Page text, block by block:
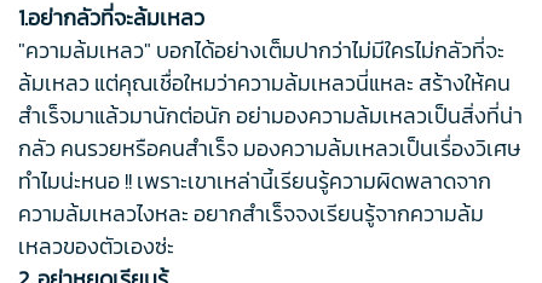
1.อย่ากลัวที่จะล้มเหลว
"ความล้มเหลว" บอกได้อย่างเต็มปากว่าไม่มีใครไม่กลัวที่จะ
ล้มเหลว แต่คุณเชื่อใหมว่าความล้มเหลวนี่แหละ สร้างให้คน
สำเร็จมาแล้วมานักต่อนัก อย่ามองความล้มเหลวเป็นสิ่งที่น่า
กลัว คนรวยหรือคนสำเร็จ มองความล้มเหลวเป็นเรื่องวิเศษ
ทำไมน่ะหนอ !! เพราะเขาเหล่านี้เรียนรู้ความผิดพลาดจาก
ความล้มเหลวไงหละ อยากสำเร็จจงเรียนรู้จากความล้ม
เหลวของตัวเองซ่ะ